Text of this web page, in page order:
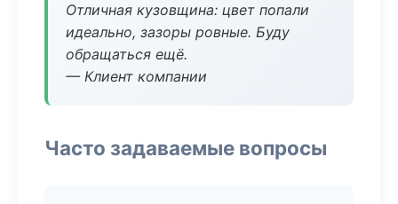
Отличная кузовщина: цвет попали
идеально, зазоры ровные. Буду
обращаться ещё.
— Клиент компании
Часто задаваемые вопросы